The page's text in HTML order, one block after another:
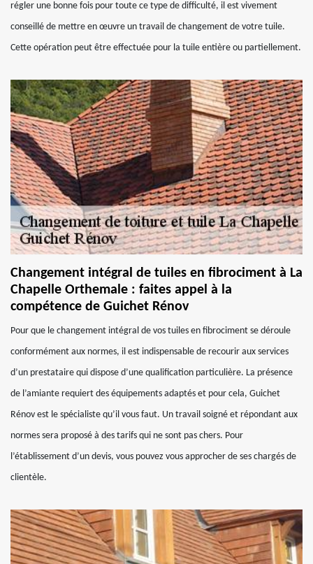
régler une bonne fois pour toute ce type de difficulté, il est vivement
conseillé de mettre en œuvre un travail de changement de votre tuile.
Cette opération peut être effectuée pour la tuile entière ou partiellement.
Changement intégral de tuiles en fibrociment à La
Chapelle Orthemale : faites appel à la
compétence de Guichet Rénov
Pour que le changement intégral de vos tuiles en fibrociment se déroule
conformément aux normes, il est indispensable de recourir aux services
d’un prestataire qui dispose d’une qualification particulière. La présence
de l’amiante requiert des équipements adaptés et pour cela, Guichet
Rénov est le spécialiste qu’il vous faut. Un travail soigné et répondant aux
normes sera proposé à des tarifs qui ne sont pas chers. Pour
l’établissement d’un devis, vous pouvez vous approcher de ses chargés de
clientèle.